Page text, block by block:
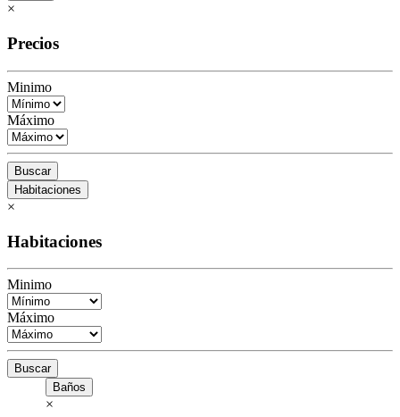
×
Precios
Minimo
Máximo
Buscar
Habitaciones
×
Habitaciones
Minimo
Máximo
Buscar
Baños
×